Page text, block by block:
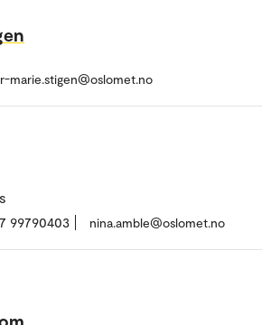
marie.stigen@oslomet.no
99790403 nina.amble@oslomet.no